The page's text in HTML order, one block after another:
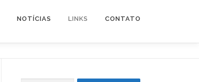
NOTÍCIAS LINKS CONTATO